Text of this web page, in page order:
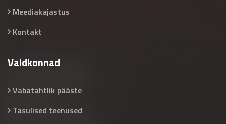
Meediakajastus
Kontakt
Valdkonnad
Vabatahtlik pääste
Tasulised teenused